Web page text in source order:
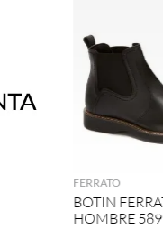
FERRATO
BOTIN
HOMBRE